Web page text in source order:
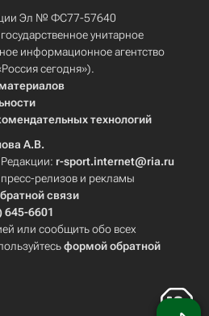
Эл № ФС77-57640
унитарное
информационное агентство
сегодня»).
технологий
А.В.
r-sport.internet@ria.ru
релизов и рекламы
связи
645-6601
или сообщить обо всех
формой обратной